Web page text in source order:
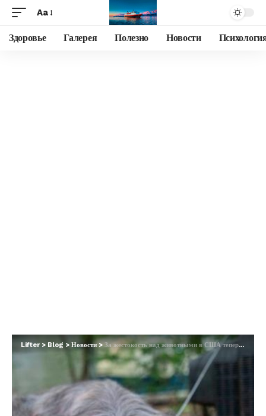
Aa
Здоровье Галерея Полезно Новости
Lifter > Blog > Новости > За жестокость над животными в США теперь можно будет в тюрьму! Готовится закон…